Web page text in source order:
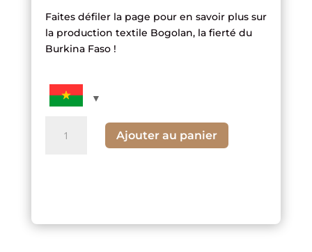
Faites défiler la page pour en savoir plus sur
la production textile Bogolan, la fierté du
Burkina Faso !
Ajouter au panier